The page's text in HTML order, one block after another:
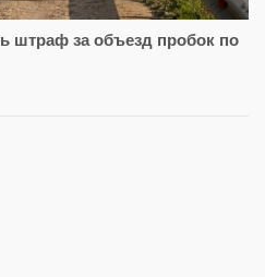
штраф за объезд пробок по